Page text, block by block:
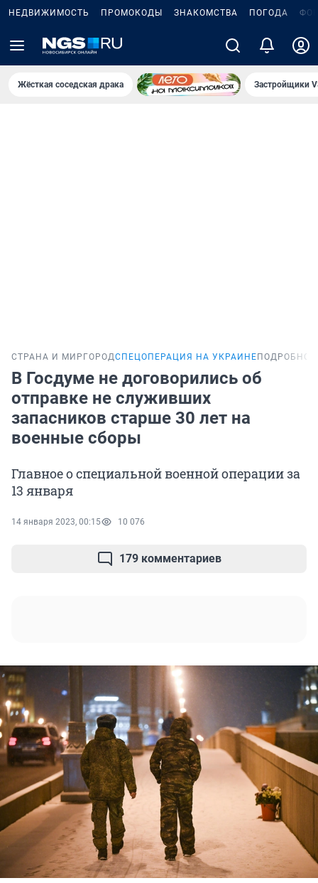
НЕДВИЖИМОСТЬ ПРОМОКОДЫ ЗНАКОМСТВА ПОГОДА
Жёсткая соседская драка Застройщики
СТРАНА И МИР ГОРОДСПЕЦОПЕРАЦИЯ НА УКРАИНЕ
В Госдуме не договорились об
отправке не служивших
запасников старше 30 лет на
военные сборы
Главное о специальной военной операции за
13 января
14 января 2023, 00:15 10 076
179 комментариев